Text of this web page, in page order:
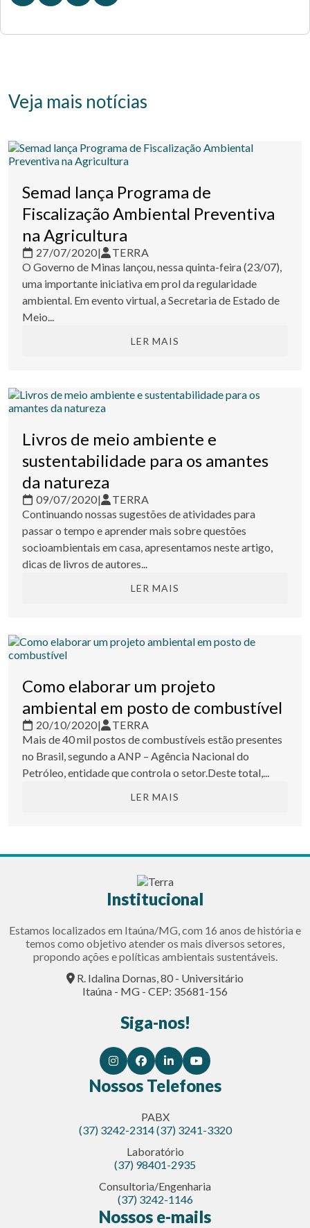
Veja mais notícias
Semad lança Programa de
Fiscalização Ambiental Preventiva
na Agricultura
27/07/2020|
TERRA
O Governo de Minas lançou, nessa quinta-feira (23/07),
uma importante iniciativa em prol da regularidade
ambiental. Em evento virtual, a Secretaria de Estado de
Meio...
LER MAIS
Livros de meio ambiente e
sustentabilidade para os amantes
da natureza
09/07/2020|
TERRA
Continuando nossas sugestões de atividades para
passar o tempo e aprender mais sobre questões
socioambientais em casa, apresentamos neste artigo,
dicas de livros de autores...
LER MAIS
Como elaborar um projeto
ambiental em posto de combustível
20/10/2020|
TERRA
Mais de 40 mil postos de combustíveis estão presentes
no Brasil, segundo a ANP – Agência Nacional do
Petróleo, entidade que controla o setor.Deste total,...
LER MAIS
Institucional
Estamos localizados em Itaúna/MG, com 16 anos de história e
temos como objetivo atender os mais diversos setores,
propondo ações e políticas ambientais sustentáveis.
R. Idalina Dornas, 80 - Universitário
Itaúna - MG - CEP: 35681-156
Siga-nos!
Nossos Telefones
PABX
(37) 3242-2314(37) 3241-3320
Laboratório
(37) 98401-2935
Consultoria/Engenharia
(37) 3242-1146
Nossos e-mails